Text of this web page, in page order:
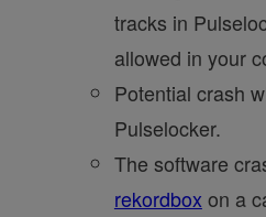
tracks in
allowed in your
Potential crash
Pulselocker.
The software
rekordbox on a